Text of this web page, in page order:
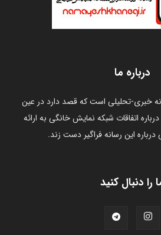
درباره ما
خبری-تحلیلی است که قصد دارد در عین
اتفاقات شبکه نمایش خانگی به ارائه
درباره این رسانه فراگیر دست زند.
را دنبال کنید